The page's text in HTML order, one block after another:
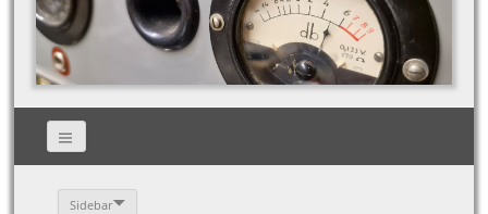
Sidebar